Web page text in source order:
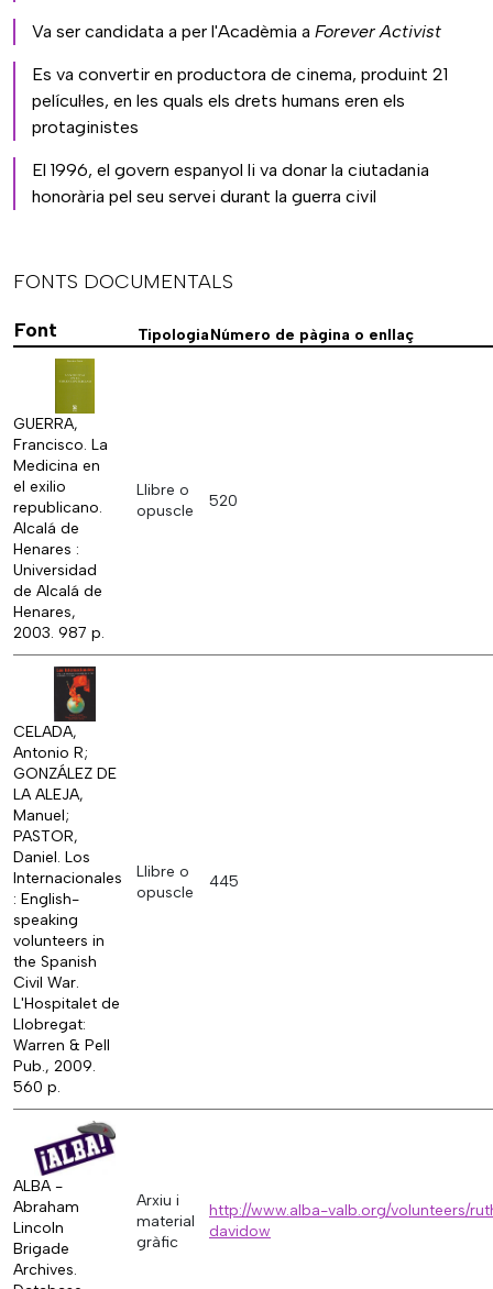
Va ser candidata a per l'Acadèmia a Forever Activist
Es va convertir en productora de cinema, produint 21
películ·les, en les quals els drets humans eren els
protaginistes
El 1996, el govern espanyol li va donar la ciutadania
honorària pel seu servei durant la guerra civil
FONTS DOCUMENTALS
Font
TipologiaNúmero de pàgina o enllaç
GUERRA,
Francisco. La
Medicina en
el exilio
republicano.
Alcalá de
Henares :
Universidad
de Alcalá de
Henares,
2003. 987 p.
Llibre o
opuscle
520
CELADA,
Antonio R;
GONZÁLEZ DE
LA ALEJA,
Manuel;
PASTOR,
Daniel. Los
Internacionales
: English-
speaking
volunteers in
the Spanish
Civil War.
L'Hospitalet de
Llobregat:
Warren & Pell
Pub., 2009.
560 p.
Llibre o
opuscle
445
ALBA -
Abraham
Lincoln
Brigade
Archives.
Arxiu i
material
gràfic
http://www.alba-valb.org/volunteers/
davidow